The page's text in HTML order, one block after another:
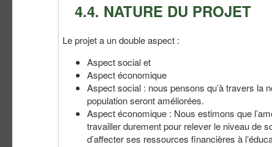
4.4. NATURE DU PROJET
Le projet a un double aspect :
Aspect social et
Aspect économique
Aspect social : nous pensons qu’à travers la
population seront améliorées.
Aspect économique : Nous estimons que
travailler durement pour relever le niveau de
d’affecter ses ressources financières à